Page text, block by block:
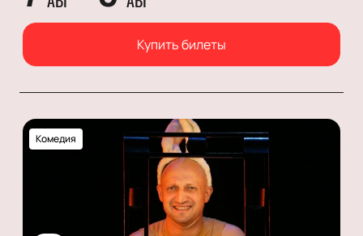
Купить билеты
Комедия